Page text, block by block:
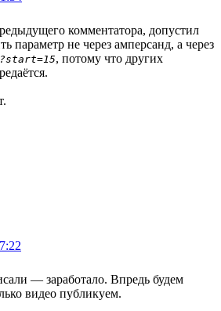
комментатора, допустил
параметр не через амперсанд, а через
?start=15, потому что других
— заработало. Впредь будем
видео публикуем.